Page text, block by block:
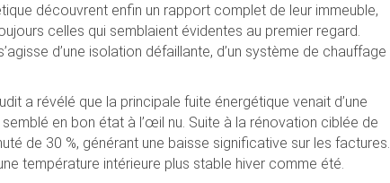
découvrent enfin un rapport complet de leur immeuble,
celles qui semblaient évidentes au premier regard.
d’une isolation défaillante, d’un système de chauffage
a révélé que la principale fuite énergétique venait d’une
en bon état à l’œil nu. Suite à la rénovation ciblée de
de 30 %, générant une baisse significative sur les factures.
température intérieure plus stable hiver comme été.